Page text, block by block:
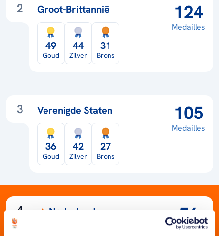
2 Groot-Brittannië
49
Goud
44
Zilver
31
Brons
124
Medailles
3 Verenigde Staten
36
Goud
42
Zilver
27
Brons
105
Medailles
4 Nederland 56
Medailles